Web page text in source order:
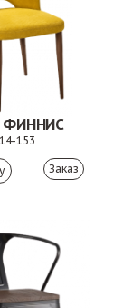
ФИННИС
153
Заказ